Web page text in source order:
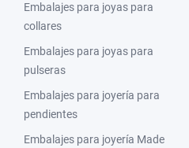
Embalajes para joyas para
collares
Embalajes para joyas para
pulseras
Embalajes para joyería para
pendientes
Embalajes para joyería Made